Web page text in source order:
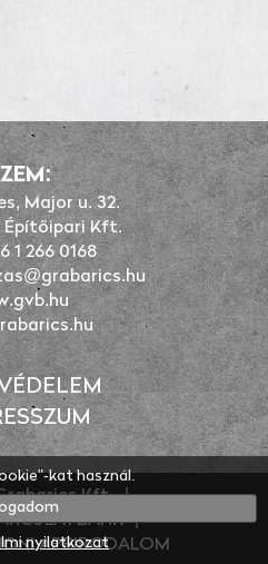
kat használ.
nyilatkozat
Major u. 32.
Építőipari Kft.
1 266 0168
Kft.
|
|